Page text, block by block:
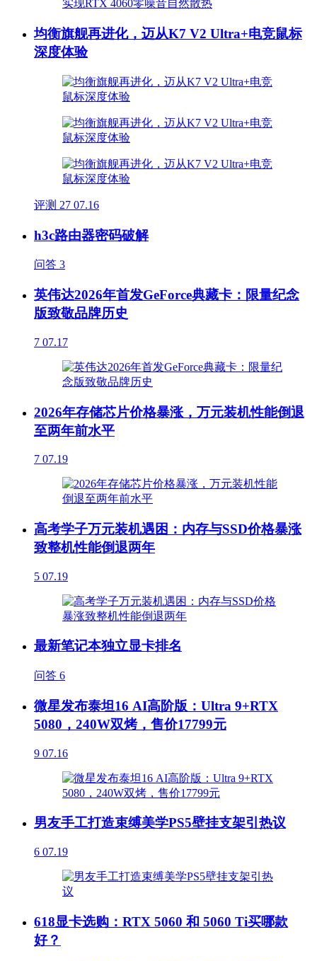
均衡旗舰再进化，迈从K7 V2 Ultra+电竞鼠标
深度体验
评测 27 07.16
h3c路由器密码破解
问答 3
英伟达2026年首发GeForce典藏卡：限量纪念
版致敬品牌历史
7 07.17
2026年存储芯片价格暴涨，万元装机性能倒退
至两年前水平
7 07.19
高考学子万元装机遇困：内存与SSD价格暴涨
致整机性能倒退两年
5 07.19
最新笔记本独立显卡排名
问答 6
微星发布泰坦16 AI高阶版：Ultra 9+RTX
5080，240W双烤，售价17799元
9 07.16
男友手工打造束缚美学PS5壁挂支架引热议
6 07.19
618显卡选购：RTX 5060 和 5060 Ti买哪款
好？